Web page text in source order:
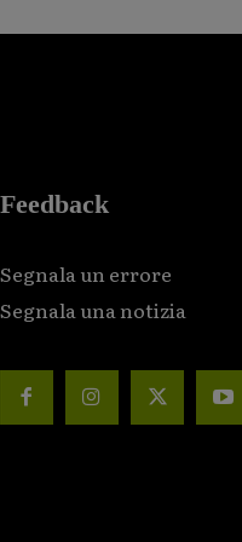
Feedback
Segnala un errore
Segnala una notizia